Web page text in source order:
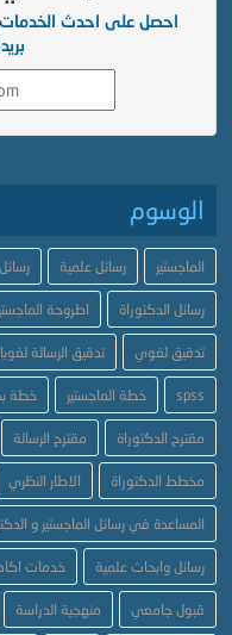
احصل على احدث الخدمات
الوسوم
الماجستير رسائل علمية
رسائل الدكتوراة اطروحة
تدقيق لغوي تدقيق الرسالة لغويا
spss خطة الماجستير خطة
مقترح الدكتوراة مقترح الرسالة
مخطط الدكتوراة الاطار النظري
المساعدة في رسائل الماجستير و
رسائل وابحاث علمية خدمات
قبول جامعي منهجية الدراسة